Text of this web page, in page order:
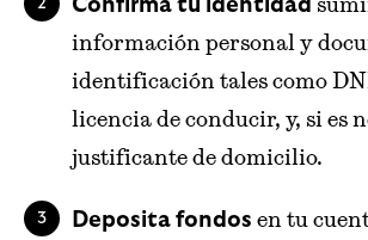
Confirma tu identidad
información personal y
identificación tales como
licencia de conducir, y, si es
justificante de domicilio.
Deposita fondos en tu